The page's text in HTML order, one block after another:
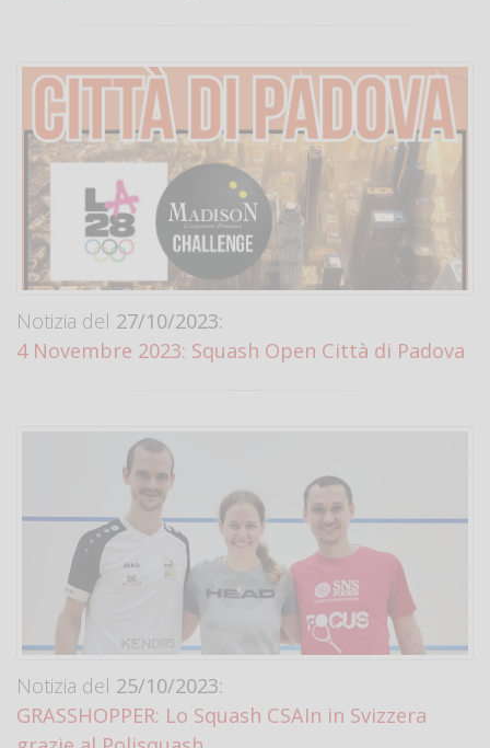
Notizia del 27/10/2023:
4 Novembre 2023: Squash Open Città di Padova
Notizia del 25/10/2023:
GRASSHOPPER: Lo Squash CSAIn in Svizzera